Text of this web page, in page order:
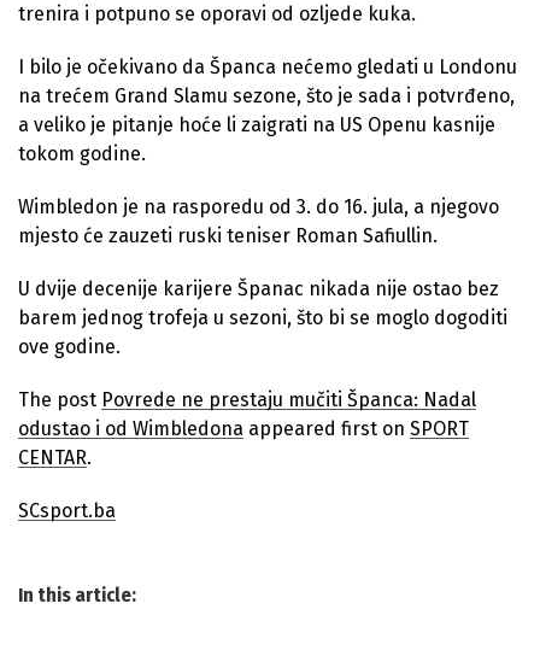
trenira i potpuno se oporavi od ozljede kuka.
I bilo je očekivano da Španca nećemo gledati u Londonu
na trećem Grand Slamu sezone, što je sada i potvrđeno,
a veliko je pitanje hoće li zaigrati na US Openu kasnije
tokom godine.
Wimbledon je na rasporedu od 3. do 16. jula, a njegovo
mjesto će zauzeti ruski teniser Roman Safiullin.
U dvije decenije karijere Španac nikada nije ostao bez
barem jednog trofeja u sezoni, što bi se moglo dogoditi
ove godine.
The post Povrede ne prestaju mučiti Španca: Nadal
odustao i od Wimbledona appeared first on SPORT
CENTAR.
SCsport.ba
In this article: